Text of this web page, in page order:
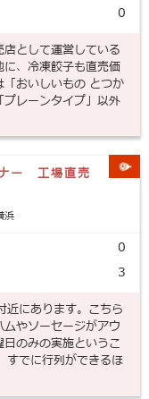
0
として運営している
、冷凍餃子も直売価
おいしいもの とつか
レーンタイプ」以外
ー 工場直売
浜
0
3
近にあります。こちら
やソーセージがアウ
のみの実施というこ
すでに行列ができるほ